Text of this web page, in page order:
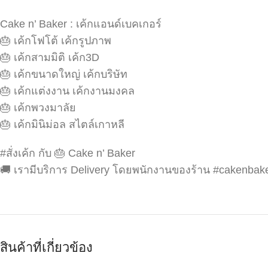
Cake n’ Baker : เค้กแอนด์เบคเกอร์
🎂 เค้กโฟโต้ เค้กรูปภาพ
🎂 เค้กสามมิติ เค้ก3D
🎂 เค้กขนาดใหญ่ เค้กบริษัท
🎂 เค้กแต่งงาน เค้กงานมงคล
🎂 เค้กพวงมาลัย
🎂 เค้กมินิม่อล สไตล์เกาหลี
#สั่งเค้ก กับ 🎂 Cake n’ Baker
🚚 เรามีบริการ Delivery โดยพนักงานของร้าน
สินค้าที่เกี่ยวข้อง